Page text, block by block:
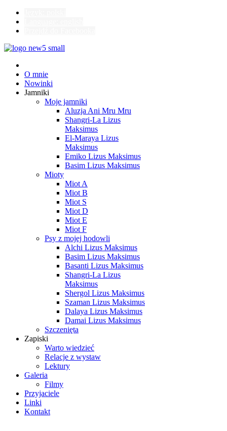
O mnie
Nowinki
Jamniki
Moje jamniki
Aluzja Ani Mru Mru
Shangri-La Lizus
Maksimus
El-Maraya Lizus
Maksimus
Emiko Lizus Maksimus
Basim Lizus Maksimus
Mioty
Miot A
Miot B
Miot S
Miot D
Miot E
Miot F
Psy z mojej hodowli
Alchi Lizus Maksimus
Basim Lizus Maksimus
Basanti Lizus Maksimus
Shangri-La Lizus
Maksimus
Shergol Lizus Maksimus
Szaman Lizus Maksimus
Dalaya Lizus Maksimus
Damai Lizus Maksimus
Szczenięta
Zapiski
Warto wiedzieć
Relacje z wystaw
Lektury
Galeria
Filmy
Przyjaciele
Linki
Kontakt